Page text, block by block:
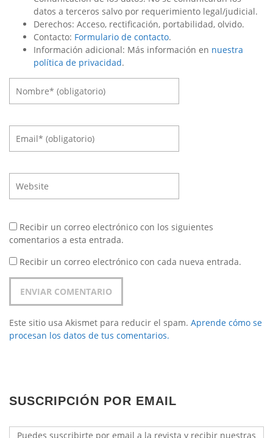
datos a terceros salvo por requerimiento legal/judicial.
Derechos: Acceso, rectificación, portabilidad, olvido.
Contacto: Formulario de contacto.
Información adicional: Más información en nuestra
política de privacidad.
Recibir un correo electrónico con los siguientes
comentarios a esta entrada.
Recibir un correo electrónico con cada nueva entrada.
Este sitio usa Akismet para reducir el spam. Aprende cómo se
procesan los datos de tus comentarios.
SUSCRIPCIÓN POR EMAIL
Puedes suscribirte por email a la revista y recibir nuestras